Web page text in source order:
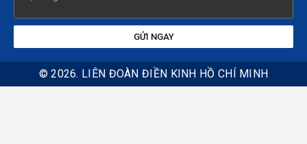
GỬI NGAY
© 2026. LIÊN ĐOÀN ĐIỀN KINH HỒ CHÍ MINH